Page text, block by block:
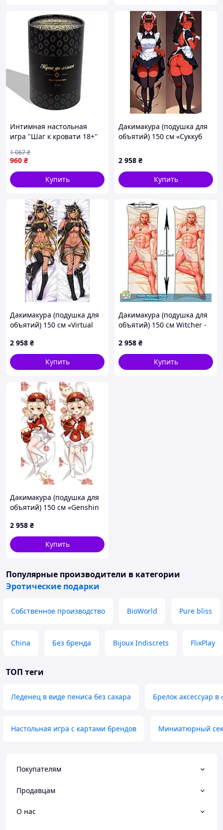
Интимная настольная
игра "Шаг к кровати 18+"
- 88 шт, на украинском
языке
960 ₴
1 067₴
Купить
Дакимакура (подушка для
объятий) 150 см «Суккуб
2 958 ₴
Купить
Дакимакура (подушка для
объятий) 150 см «Virtual
tape 10
2 958 ₴
Купить
Дакимакура (подушка для
объятий) 150 см Witcher -
2 958 ₴
Купить
Дакимакура (подушка для
объятий) 150 см «Genshin
Button» tape 3
2 958 ₴
Купить
Популярные производители в категории
Эротические подарки
Собственное производство BioWorld Pure bliss
China Без бренда Bijoux Indiscrets FlixPlay
ТОП теги
Леденец в виде пениса без сахара Брелок аксессуар
Настольная игра с картами брендов Миниатюрный
Покупателям
Продавцам
О нас